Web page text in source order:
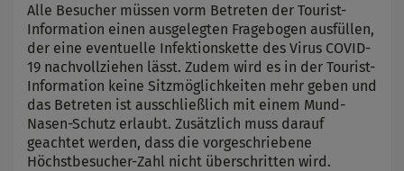
Alle Besucher müssen vorm Betreten der Tourist-
Information einen ausgelegten Fragebogen ausfüllen,
der eine eventuelle Infektionskette des Virus COVID-
19 nachvollziehen lässt. Zudem wird es in der Tourist-
Information keine Sitzmöglichkeiten mehr geben und
das Betreten ist ausschließlich mit einem Mund-
Nasen-Schutz erlaubt. Zusätzlich muss darauf
geachtet werden, dass die vorgeschriebene
Höchstbesucher-Zahl nicht überschritten wird.